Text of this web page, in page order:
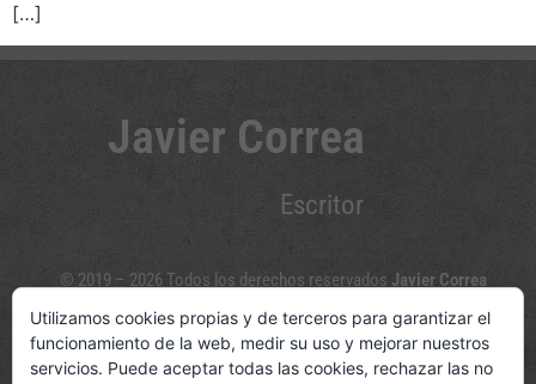
[…]
Javier Correa
Escritor
© 2019 – 2026 Todos los derechos reservados Javier Correa
Sígueme en las redes sociales
Utilizamos cookies propias y de terceros para garantizar el
funcionamiento de la web, medir su uso y mejorar nuestros
servicios. Puede aceptar todas las cookies, rechazar las no